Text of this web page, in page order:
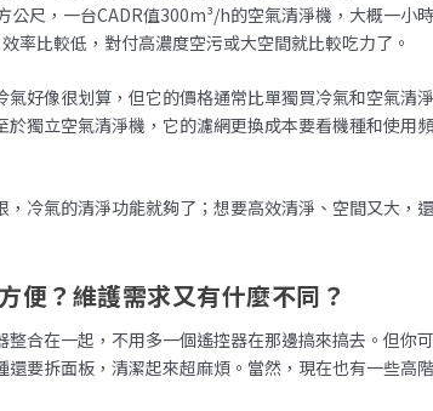
尺，一台CADR值300m³/h的空氣清淨機，大概一小
率比較低，對付高濃度空污或大空間就比較吃力了。
好像很划算，但它的價格通常比單獨買冷氣和空氣清
獨立空氣清淨機，它的濾網更換成本要看機種和使用
冷氣的清淨功能就夠了；想要高效清淨、空間又大，
便？維護需求又有什麼不同？
合在一起，不用多一個遙控器在那邊搞來搞去。但你
要拆面板，清潔起來超麻煩。當然，現在也有一些高